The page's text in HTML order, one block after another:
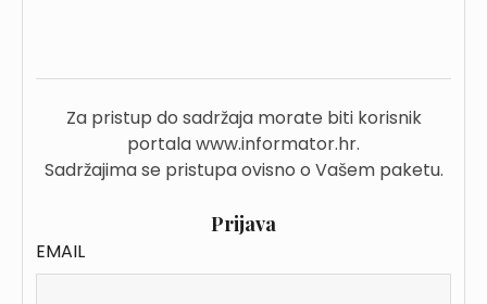
Za pristup do sadržaja morate biti korisnik
portala www.informator.hr.
Sadržajima se pristupa ovisno o Vašem paketu.
Prijava
EMAIL